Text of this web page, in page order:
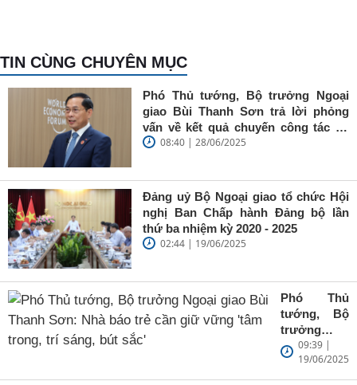
TIN CÙNG CHUYÊN MỤC
Phó Thủ tướng, Bộ trưởng Ngoại
giao Bùi Thanh Sơn trả lời phỏng
vấn về kết quả chuyến công tác tại
Trung Quốc của Thủ tướng Chính
08:40 | 28/06/2025
Đảng uỷ Bộ Ngoại giao tổ chức Hội
nghị Ban Chấp hành Đảng bộ lần
thứ ba nhiệm kỳ 2020 - 2025
02:44 | 19/06/2025
Phó Thủ
tướng, Bộ
trưởng
Ngoại giao
Bùi Thanh
Sơn: Nhà
09:39 |
19/06/2025